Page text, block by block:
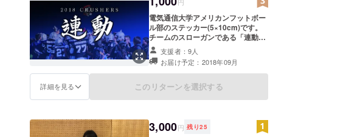
電気通信大学アメリカンフットボー
ル部のステッカー(5×10cm)です。
チームのスローガンである「連動」
の文字が入っています。非売品で
す。支援者：9人
お届け予定：2018年09月
詳細を見る このリターンを選択する
3,000円 残り25